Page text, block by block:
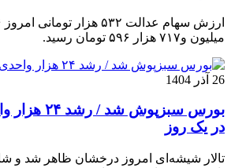
میلیون و۷۱۷ هزار ۵۹۶ تومان رسید.
26 آذر 1404
بورس
در یک روز
تالار شیشه‌ای امروز درخشان ظاهر شد و